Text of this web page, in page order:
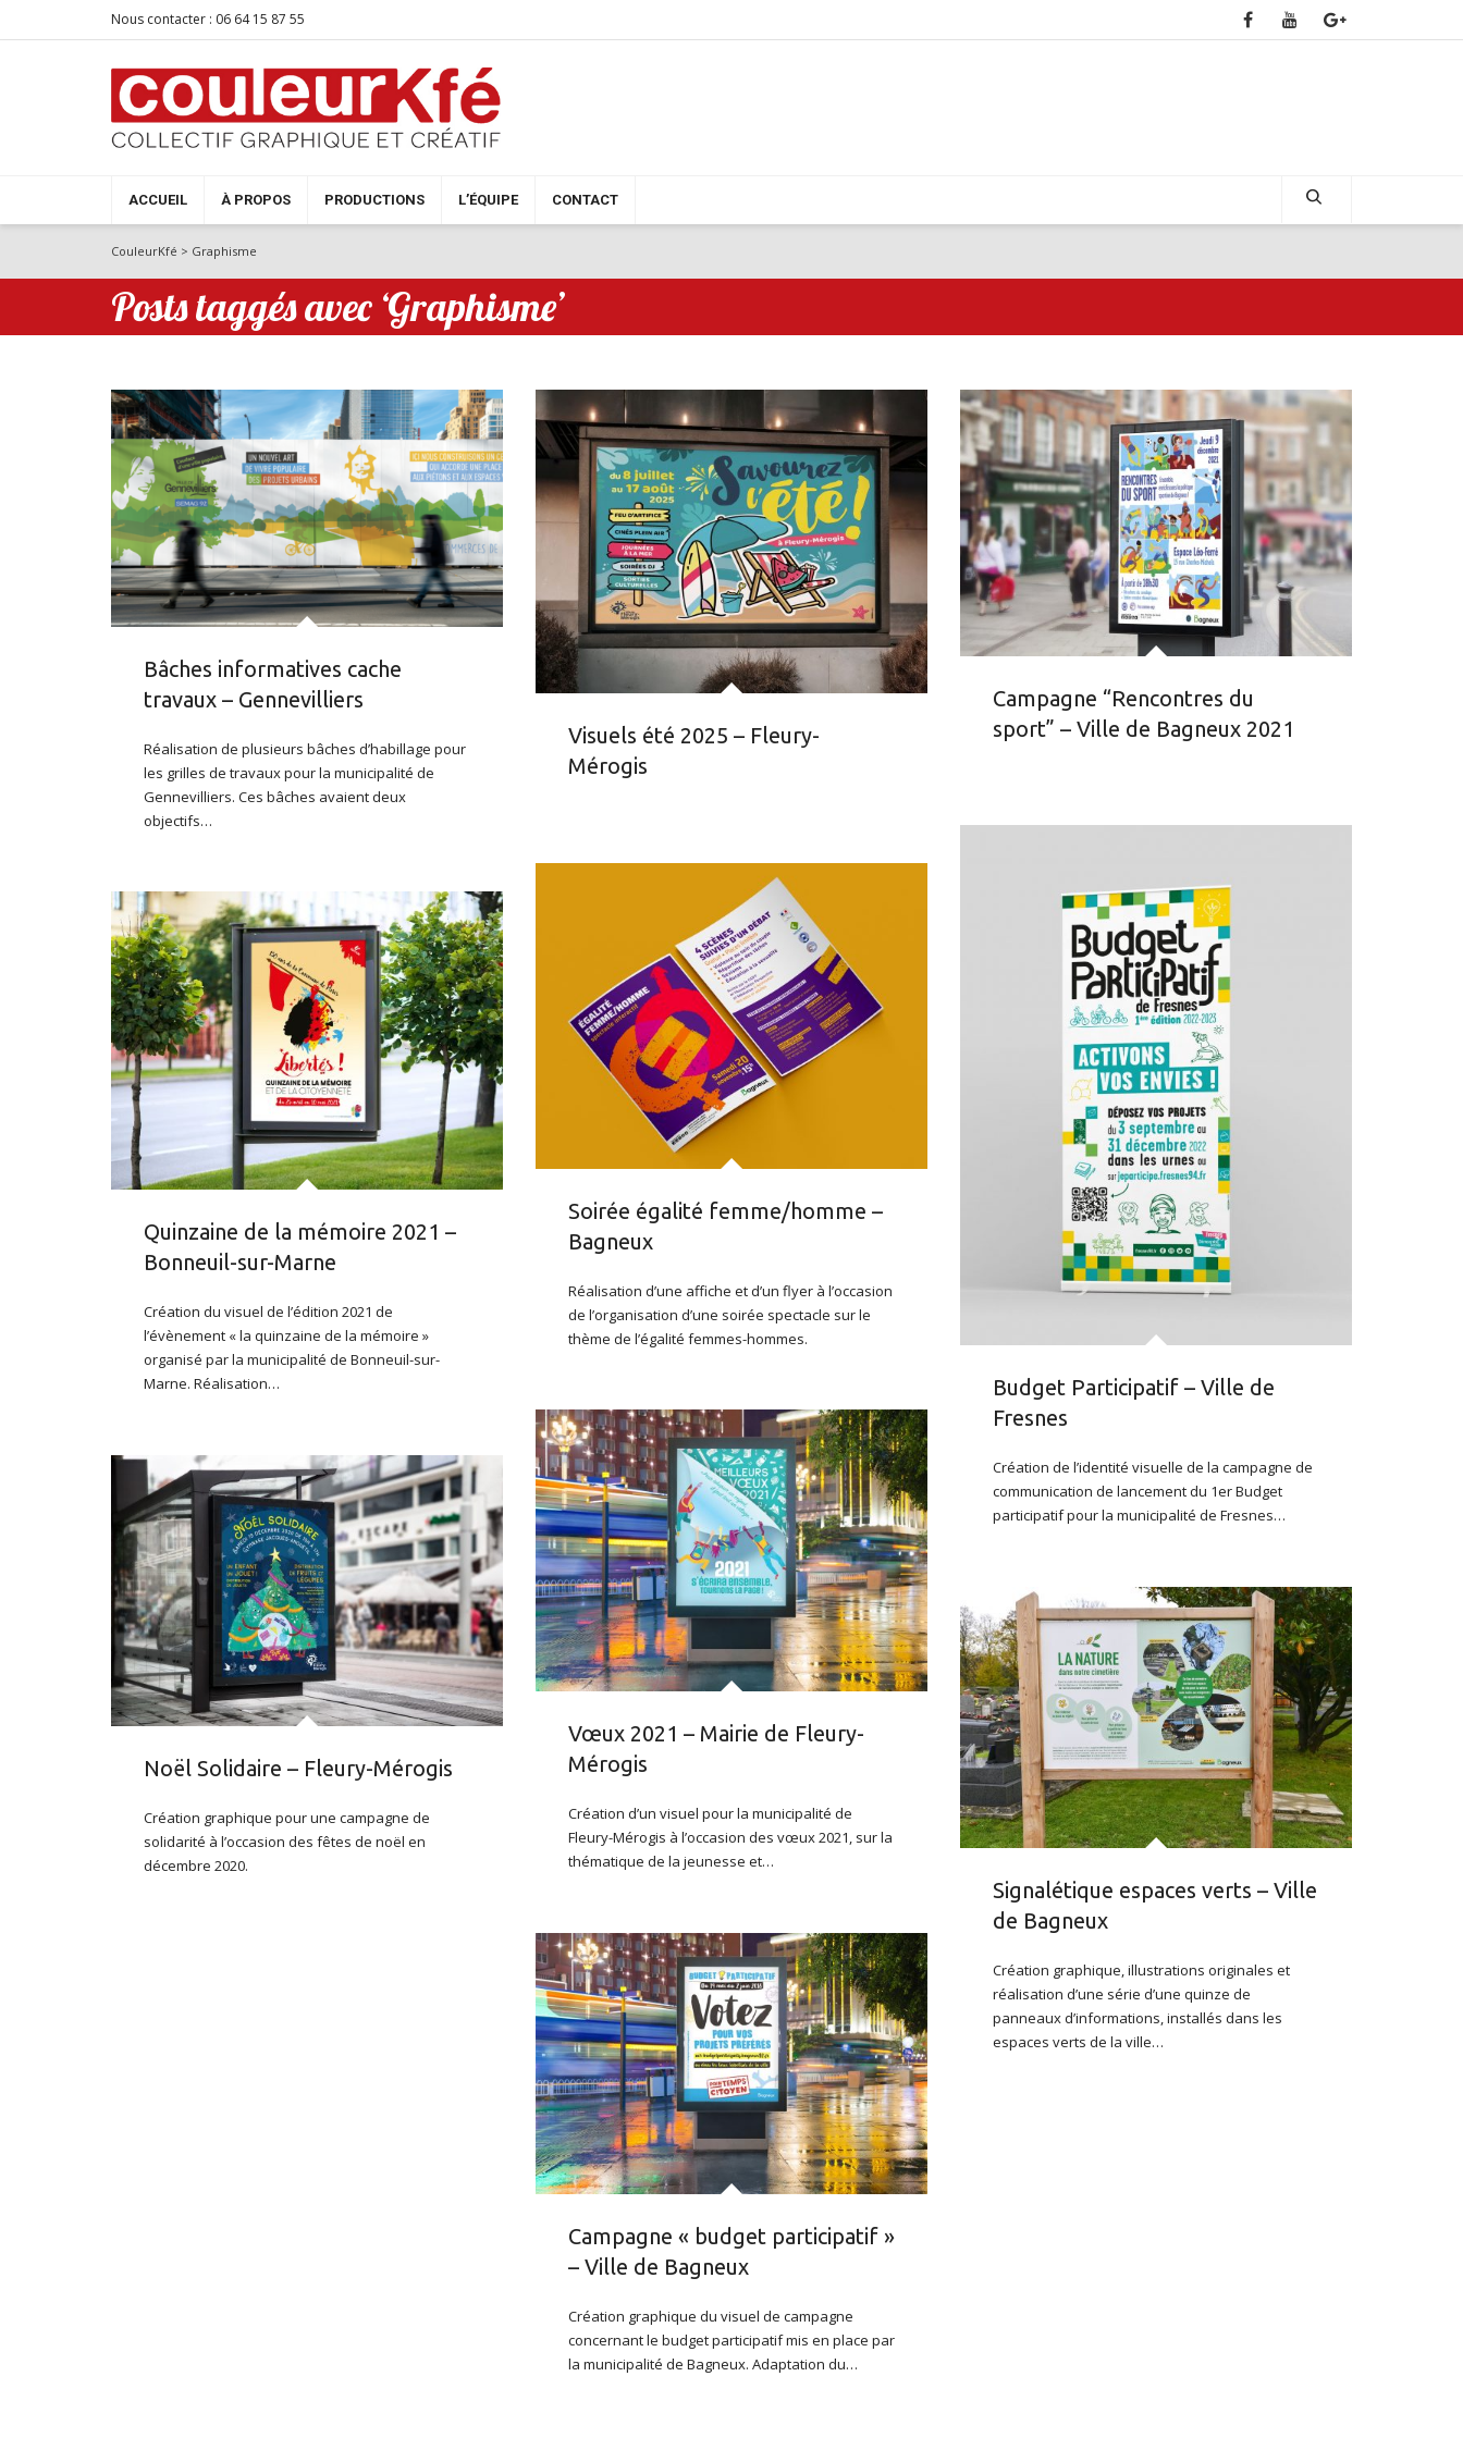
Nous contacter : 06 64 15 87 55
ACCUEIL À PROPOS PRODUCTIONS L’ÉQUIPE CONTACT
CouleurKfé > Graphisme
Posts taggés avec ‘Graphisme’
Bâches informatives cache
travaux – Gennevilliers
Réalisation de plusieurs bâches d’habillage pour
les grilles de travaux pour la municipalité de
Gennevilliers. Ces bâches avaient deux
objectifs…
Visuels été 2025 – Fleury-
Mérogis
Campagne “Rencontres du
sport” – Ville de Bagneux 2021
Budget Participatif – Ville de
Fresnes
Création de l’identité visuelle de la campagne de
communication de lancement du 1er Budget
participatif pour la municipalité de Fresnes…
Soirée égalité femme/homme –
Bagneux
Réalisation d’une affiche et d’un flyer à l’occasion
de l’organisation d’une soirée spectacle sur le
thème de l’égalité femmes-hommes.
Quinzaine de la mémoire 2021 –
Bonneuil-sur-Marne
Création du visuel de l’édition 2021 de
l’évènement « la quinzaine de la mémoire »
organisé par la municipalité de Bonneuil-sur-
Marne. Réalisation…
Vœux 2021 – Mairie de Fleury-
Mérogis
Création d’un visuel pour la municipalité de
Fleury-Mérogis à l’occasion des vœux 2021, sur la
thématique de la jeunesse et…
Noël Solidaire – Fleury-Mérogis
Création graphique pour une campagne de
solidarité à l’occasion des fêtes de noël en
décembre 2020.
Signalétique espaces verts – Ville
de Bagneux
Création graphique, illustrations originales et
réalisation d’une série d’une quinze de
panneaux d’informations, installés dans les
espaces verts de la ville…
Campagne « budget participatif »
– Ville de Bagneux
Création graphique du visuel de campagne
concernant le budget participatif mis en place par
la municipalité de Bagneux. Adaptation du…